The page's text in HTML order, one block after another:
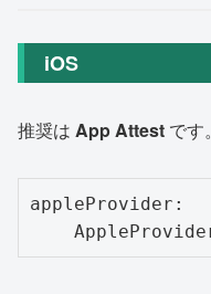
iOS
推奨は App Attest です。
appleProvider: